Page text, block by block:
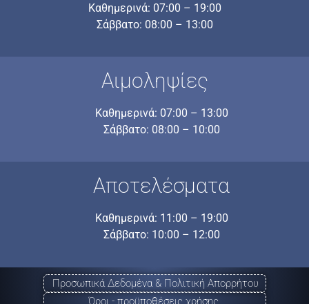
Καθημερινά: 07:00 – 19:00
Σάββατο: 08:00 – 13:00
Αιμοληψίες
Καθημερινά: 07:00 – 13:00
Σάββατο: 08:00 – 10:00
Αποτελέσματα
Καθημερινά: 11:00 – 19:00
Σάββατο: 10:00 – 12:00
Προσωπικά Δεδομένα & Πολιτική Απορρήτου
Όροι - προϋποθέσεις χρήσης